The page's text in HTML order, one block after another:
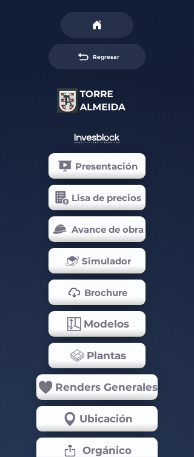
Regresar
Presentación
Lisa de precios
Avance de obra
Simulador
Brochure
Modelos
Plantas
Renders Generales
Ubicación
Orgánico